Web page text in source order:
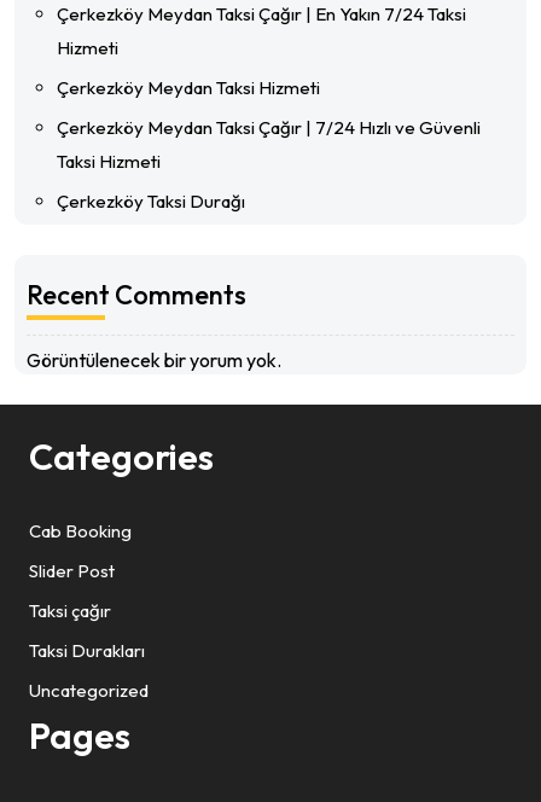
Çerkezköy Meydan Taksi Çağır | En Yakın 7/24 Taksi
Hizmeti
Çerkezköy Meydan Taksi Hizmeti
Çerkezköy Meydan Taksi Çağır | 7/24 Hızlı ve Güvenli
Taksi Hizmeti
Çerkezköy Taksi Durağı
Recent Comments
Görüntülenecek bir yorum yok.
Categories
Cab Booking
Slider Post
Taksi çağır
Taksi Durakları
Uncategorized
Pages